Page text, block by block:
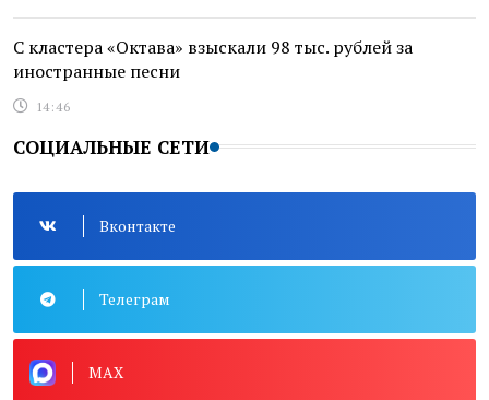
С кластера «Октава» взыскали 98 тыс. рублей за
иностранные песни
14:46
СОЦИАЛЬНЫЕ СЕТИ
Вконтакте
Телеграм
MAX